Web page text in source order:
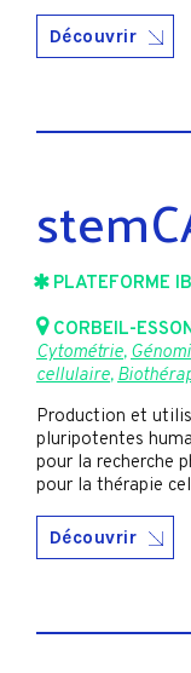
Découvrir
PLATEFORME
CORBEIL-
Cytométrie,
cellulaire,
Production et
pluripotentes
pour la recherche
pour la thérapie
Découvrir